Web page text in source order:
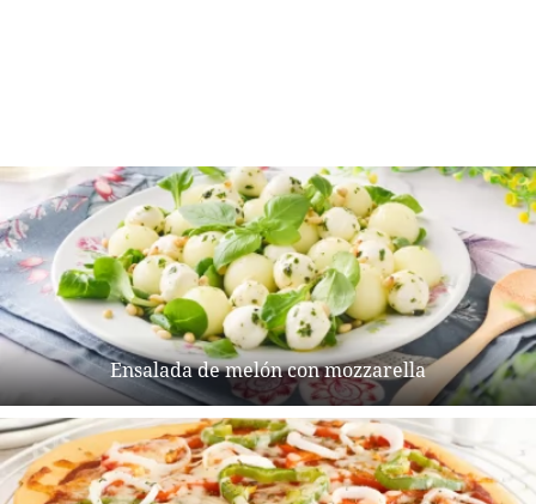
Ensalada de melón con mozzarella